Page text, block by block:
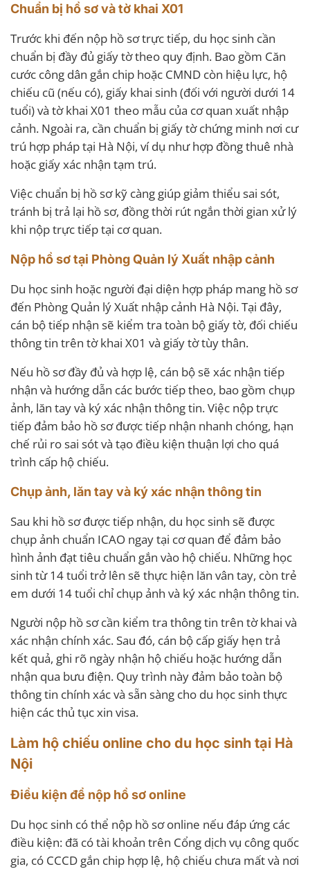
Chuẩn bị hồ sơ và tờ khai X01
Trước khi đến nộp hồ sơ trực tiếp, du học sinh cần
chuẩn bị đầy đủ giấy tờ theo quy định. Bao gồm Căn
cước công dân gắn chip hoặc CMND còn hiệu lực, hộ
chiếu cũ (nếu có), giấy khai sinh (đối với người dưới 14
tuổi) và tờ khai X01 theo mẫu của cơ quan xuất nhập
cảnh. Ngoài ra, cần chuẩn bị giấy tờ chứng minh nơi cư
trú hợp pháp tại Hà Nội, ví dụ như hợp đồng thuê nhà
hoặc giấy xác nhận tạm trú.
Việc chuẩn bị hồ sơ kỹ càng giúp giảm thiểu sai sót,
tránh bị trả lại hồ sơ, đồng thời rút ngắn thời gian xử lý
khi nộp trực tiếp tại cơ quan.
Nộp hồ sơ tại Phòng Quản lý Xuất nhập cảnh
Du học sinh hoặc người đại diện hợp pháp mang hồ sơ
đến Phòng Quản lý Xuất nhập cảnh Hà Nội. Tại đây,
cán bộ tiếp nhận sẽ kiểm tra toàn bộ giấy tờ, đối chiếu
thông tin trên tờ khai X01 và giấy tờ tùy thân.
Nếu hồ sơ đầy đủ và hợp lệ, cán bộ sẽ xác nhận tiếp
nhận và hướng dẫn các bước tiếp theo, bao gồm chụp
ảnh, lăn tay và ký xác nhận thông tin. Việc nộp trực
tiếp đảm bảo hồ sơ được tiếp nhận nhanh chóng, hạn
chế rủi ro sai sót và tạo điều kiện thuận lợi cho quá
trình cấp hộ chiếu.
Chụp ảnh, lăn tay và ký xác nhận thông tin
Sau khi hồ sơ được tiếp nhận, du học sinh sẽ được
chụp ảnh chuẩn ICAO ngay tại cơ quan để đảm bảo
hình ảnh đạt tiêu chuẩn gắn vào hộ chiếu. Những học
sinh từ 14 tuổi trở lên sẽ thực hiện lăn vân tay, còn trẻ
em dưới 14 tuổi chỉ chụp ảnh và ký xác nhận thông tin.
Người nộp hồ sơ cần kiểm tra thông tin trên tờ khai và
xác nhận chính xác. Sau đó, cán bộ cấp giấy hẹn trả
kết quả, ghi rõ ngày nhận hộ chiếu hoặc hướng dẫn
nhận qua bưu điện. Quy trình này đảm bảo toàn bộ
thông tin chính xác và sẵn sàng cho du học sinh thực
hiện các thủ tục xin visa.
Làm hộ chiếu online cho du học sinh tại Hà
Nội
Điều kiện để nộp hồ sơ online
Du học sinh có thể nộp hồ sơ online nếu đáp ứng các
điều kiện: đã có tài khoản trên Cổng dịch vụ công quốc
gia, có CCCD gắn chip hợp lệ, hộ chiếu chưa mất và nơi